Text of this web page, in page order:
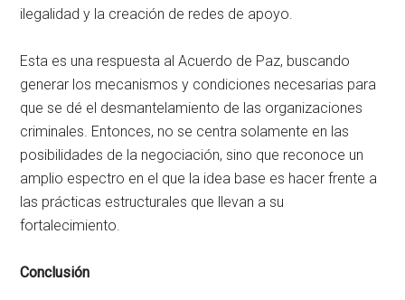
ilegalidad y la creación de redes de apoyo.
Esta es una respuesta al Acuerdo de Paz, buscando
generar los mecanismos y condiciones necesarias para
que se dé el desmantelamiento de las organizaciones
criminales. Entonces, no se centra solamente en las
posibilidades de la negociación, sino que reconoce un
amplio espectro en el que la idea base es hacer frente a
las prácticas estructurales que llevan a su
fortalecimiento.
Conclusión